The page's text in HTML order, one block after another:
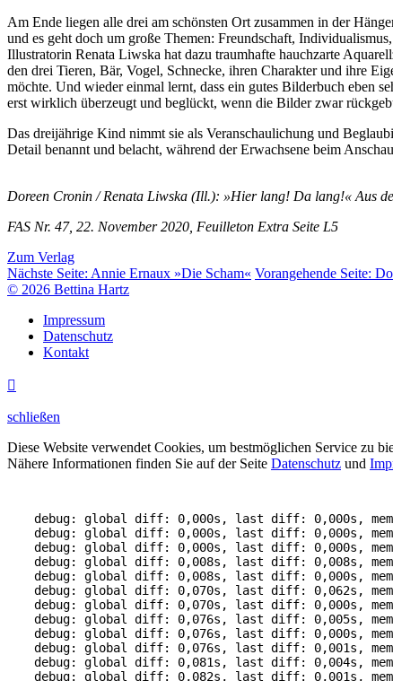
Am Ende liegen alle drei am schönsten Ort zusammen in der
und es geht doch um große Themen: Freundschaft,
Illustratorin Renata Liwska hat dazu traumhafte hauchzarte
den drei Tieren, Bär, Vogel, Schnecke, ihren Charakter und ihre
möchte. Und wieder einmal lernt, dass ein gutes Bilderbuch eben
erst wirklich überzeugt und beglückt, wenn die Bilder zwar
Das dreijährige Kind nimmt sie als Veranschaulichung und
Detail benannt und belacht, während der Erwachsene beim
Doreen Cronin / Renata Liwska (Ill.): »Hier lang! Da lang!« Aus
FAS Nr. 47, 22. November 2020, Feuilleton Extra Seite L5
Zum Verlag
Nächste Seite: Annie Ernaux »Die Scham« Vorangehende Seite:
© 2026 Bettina Hartz
Impressum
Datenschutz
Kontakt

schließen
Diese Website verwendet Cookies, um bestmöglichen Service zu
Nähere Informationen finden Sie auf der Seite Datenschutz und
debug: global diff: 0,000s, last diff: 0,000s,
debug: global diff: 0,000s, last diff: 0,000s, mem:
debug: global diff: 0,000s, last diff: 0,000s, mem:
debug: global diff: 0,008s, last diff: 0,008s,
debug: global diff: 0,008s, last diff: 0,000s,
debug: global diff: 0,070s, last diff: 0,062s,
debug: global diff: 0,070s, last diff: 0,000s, mem:
debug: global diff: 0,076s, last diff: 0,005s, mem:
debug: global diff: 0,076s, last diff: 0,000s,
debug: global diff: 0,076s, last diff: 0,001s,
debug: global diff: 0,081s, last diff: 0,004s,
debug: global diff: 0,082s, last diff: 0,001s,